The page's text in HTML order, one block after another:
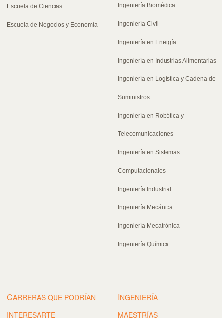
Escuela de Ciencias
Escuela de Negocios y Economía
Ingeniería Biomédica
Ingeniería Civil
Ingeniería en Energía
Ingeniería en Industrias Alimentarias
Ingeniería en Logística y Cadena de
Suministros
Ingeniería en Robótica y
Telecomunicaciones
Ingeniería en Sistemas
Computacionales
Ingeniería Industrial
Ingeniería Mecánica
Ingeniería Mecatrónica
Ingeniería Química
CARRERAS QUE PODRÍAN
INTERESARTE
INGENIERÍA
MAESTRÍAS